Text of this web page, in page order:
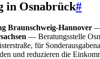
in Osnabrück#
Braunschweig-Hannover —
— Beratungsstelle
für
und reduzieren die